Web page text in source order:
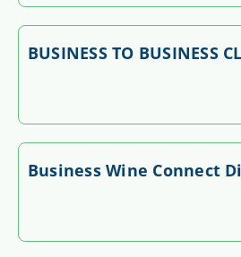
BUSINESS TO BUSINESS
Business Wine Connect